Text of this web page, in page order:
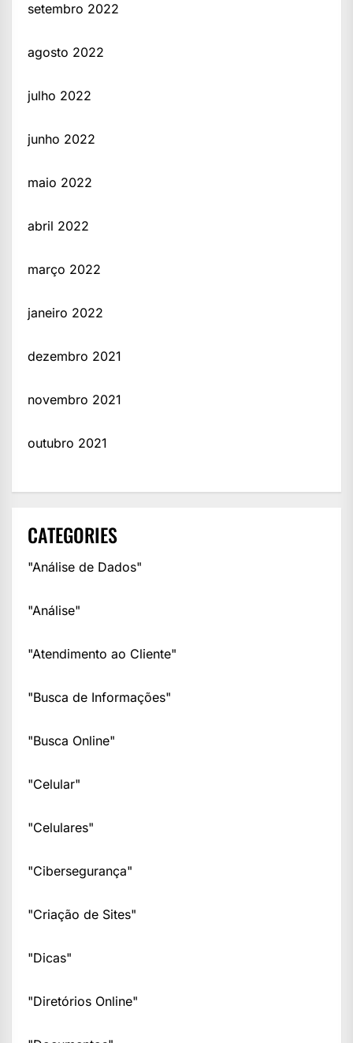
setembro 2022
agosto 2022
julho 2022
junho 2022
maio 2022
abril 2022
março 2022
janeiro 2022
dezembro 2021
novembro 2021
outubro 2021
CATEGORIES
"Análise de Dados"
"Análise"
"Atendimento ao Cliente"
"Busca de Informações"
"Busca Online"
"Celular"
"Celulares"
"Cibersegurança"
"Criação de Sites"
"Dicas"
"Diretórios Online"